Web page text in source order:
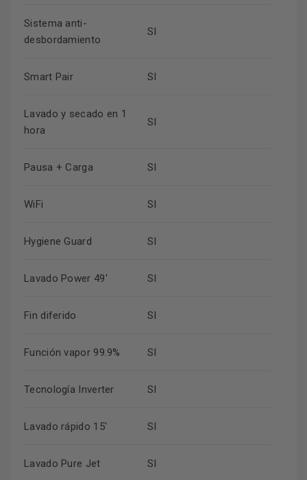
Sistema anti-
desbordamiento
SI
Smart Pair SI
Lavado y secado en 1
hora
SI
Pausa + Carga SI
WiFi SI
Hygiene Guard SI
Lavado Power 49' SI
Fin diferido SI
Función vapor 99.9% SI
Tecnología Inverter SI
Lavado rápido 15' SI
Lavado Pure Jet SI